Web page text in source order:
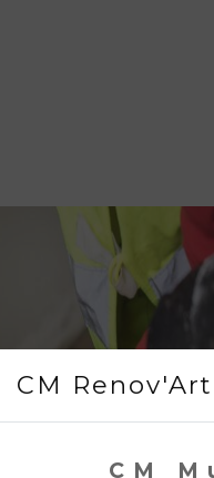
CM Renov'Art
CM